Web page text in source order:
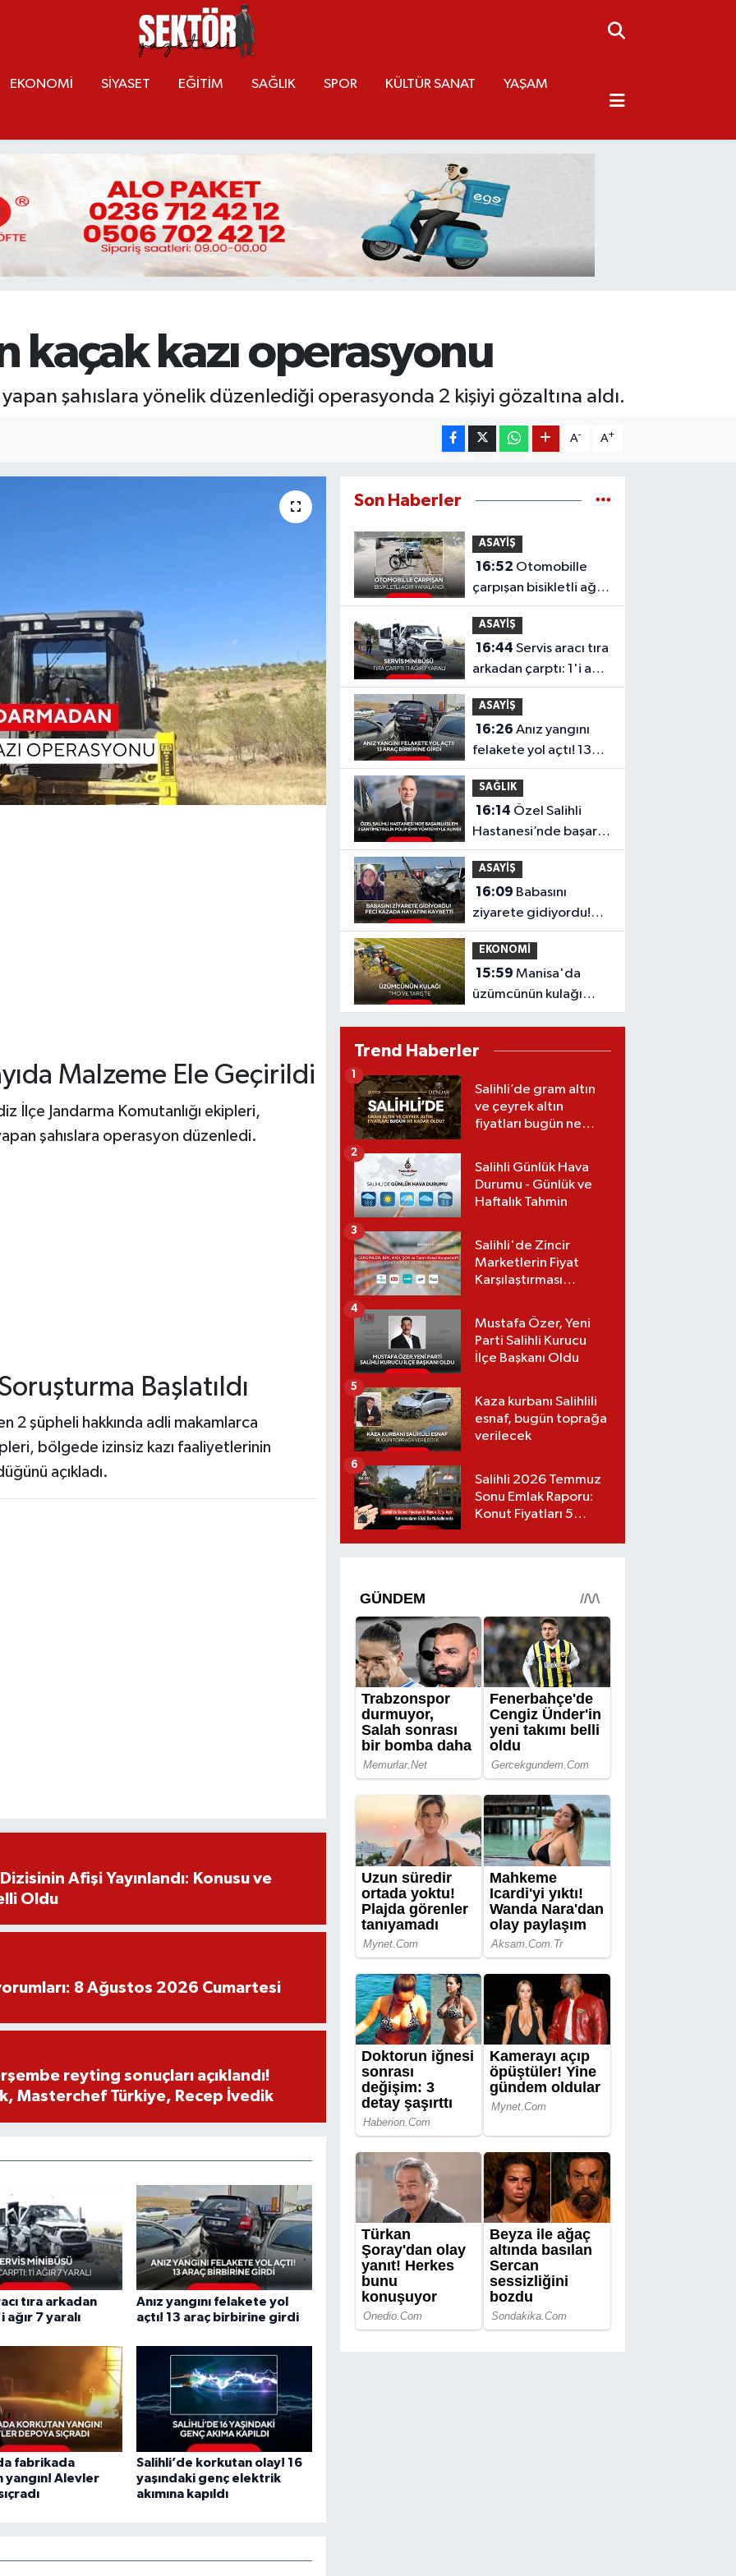
EKONOMİ SİYASET EĞİTİM SAĞLIK SPOR KÜLTÜR SANAT YAŞAM
kaçak kazı operasyonu
yapan şahıslara yönelik düzenlediği operasyonda 2 kişiyi gözaltına aldı.
A- A+
Malzeme Ele Geçirildi
İlçe Jandarma Komutanlığı ekipleri,
şahıslara operasyon düzenledi.
Başlatıldı
2 şüpheli hakkında adli makamlarca
bölgede izinsiz kazı faaliyetlerinin
açıkladı.
Afişi Yayınlandı: Konusu ve
Oldu
8 Ağustos 2026 Cumartesi
reyting sonuçları açıklandı!
Masterchef Türkiye, Recep İvedik
tıra arkadan
ağır 7 yaralı
Anız yangını felakete yol
açtı! 13 araç birbirine girdi
fabrikada
yangın! Alevler
Salihli’de korkutan olay! 16
yaşındaki genç elektrik
akımına kapıldı
Son Haberler
ASAYİŞ
16:52
çarpışan bisikletli ağır
yaralandı
ASAYİŞ
16:44 Servis aracı tıra
arkadan çarptı: 1'i ağır
7 yaralı
ASAYİŞ
16:26 Anız yangını
felakete yol açtı! 13
araç birbirine girdi
SAĞLIK
16:14
Hastanesi’nde başarılı
işlem: 3 santimetrelik
polip EMR yöntemiyle
alındı
ASAYİŞ
16:09
ziyarete gidiyordu!
Feci kazada hayatını
kaybetti
EKONOMİ
15:59 Manisa'da
üzümcünün kulağı
TMO ve TARİŞ’te
Trend Haberler
Salihli’de gram altın
ve çeyrek altın
fiyatları bugün ne
(08.08.2026)
1
Salihli Günlük Hava
Durumu - Günlük ve
Haftalık Tahmin
2
Salihli'de Zincir
Marketlerin Fiyat
Karşılaştırması
3
Mustafa Özer, Yeni
Parti Salihli Kurucu
İlçe Başkanı Oldu
4
Kaza kurbanı Salihlili
esnaf, bugün toprağa
verilecek
5
Salihli 2026 Temmuz
Sonu Emlak Raporu:
Konut Fiyatları 5
6